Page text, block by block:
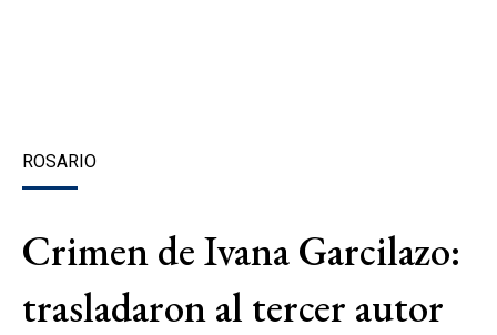
ROSARIO
Crimen de Ivana Garcilazo:
trasladaron al tercer autor